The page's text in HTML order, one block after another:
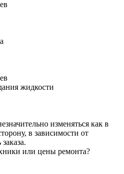
жидкости
изменяться как в
в зависимости от
или цены ремонта?